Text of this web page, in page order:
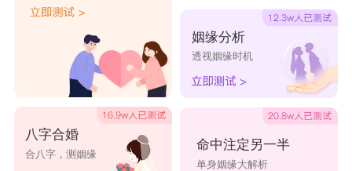
八字合婚
合八字，测姻缘
姻缘分析
透视姻缘时机
命中注定另一半
单身姻缘大解析